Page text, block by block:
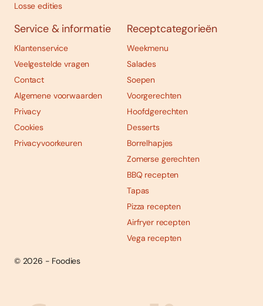
Losse edities
Service & informatie
Klantenservice
Veelgestelde vragen
Contact
Algemene voorwaarden
Privacy
Cookies
Privacyvoorkeuren
Receptcategorieën
Weekmenu
Salades
Soepen
Voorgerechten
Hoofdgerechten
Desserts
Borrelhapjes
Zomerse gerechten
BBQ recepten
Tapas
Pizza recepten
Airfryer recepten
Vega recepten
© 2026 - Foodies